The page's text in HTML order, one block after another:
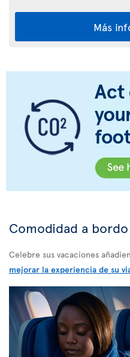
Más
Comodidad a bordo
Celebre sus vacaciones
mejorar la experiencia de su